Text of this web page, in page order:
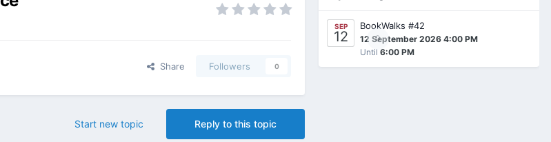
Share Followers 0
Reply to this topic
Start new topic
SEP
12 0
BookWalks #42
12 September 2026 4:00 PM
Until 6:00 PM